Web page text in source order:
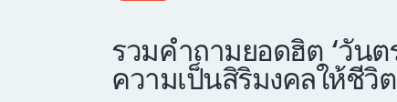
รวมคำถามยอดฮิต ‘วัน
ความเป็นสิริมงคลให้ชีวิต